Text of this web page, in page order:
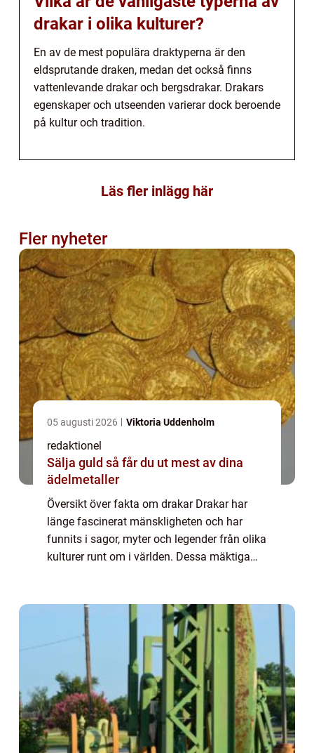
drakar i olika kulturer?
En av de mest populära draktyperna är den
eldsprutande draken, medan det också finns
vattenlevande drakar och bergsdrakar. Drakars
egenskaper och utseenden varierar dock beroende
på kultur och tradition.
Läs fler inlägg här
Fler nyheter
05 augusti 2026 Viktoria Uddenholm
redaktionel
Sälja guld så får du ut mest av dina
ädelmetaller
Översikt över fakta om drakar Drakar har
länge fascinerat mänskligheten och har
funnits i sagor, myter och legender från olika
kulturer runt om i världen. Dessa mäktiga